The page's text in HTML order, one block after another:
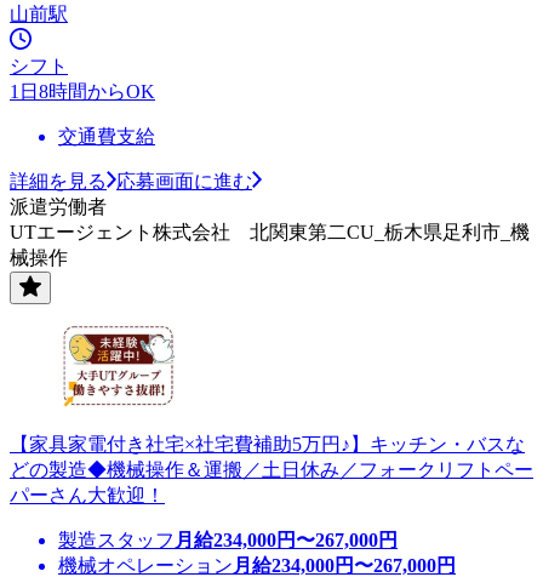
山前駅
シフト
1日8時間からOK
交通費支給
詳細を見る
応募画面に進む
派遣労働者
UTエージェント株式会社 北関東第二CU_栃木県足利市_機
械操作
【家具家電付き社宅×社宅費補助5万円♪】キッチン・バスな
どの製造◆機械操作＆運搬／土日休み／フォークリフトペー
パーさん大歓迎！
製造スタッフ 月給234,000円〜267,000円
機械オペレーション 月給234,000円〜267,000円